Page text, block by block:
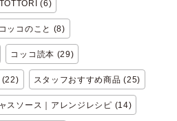
(6)
コッコのこと (8)
コッコ読本 (29)
(22) スタッフおすすめ商品 (25)
スソース｜アレンジレシピ (14)